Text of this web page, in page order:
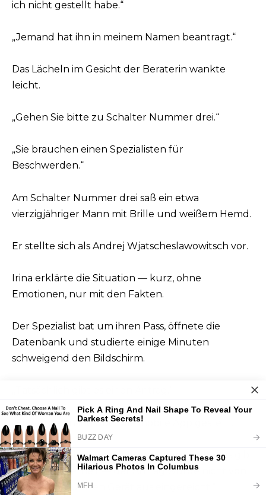
ich nicht gestellt habe.“
„Jemand hat ihn in meinem Namen beantragt.“
Das Lächeln im Gesicht der Beraterin wankte
leicht.
„Gehen Sie bitte zu Schalter Nummer drei.“
„Sie brauchen einen Spezialisten für
Beschwerden.“
Am Schalter Nummer drei saß ein etwa
vierzigjähriger Mann mit Brille und weißem Hemd.
Er stellte sich als Andrej Wjatscheslawowitsch vor.
Irina erklärte die Situation — kurz, ohne
Emotionen, nur mit den Fakten.
Der Spezialist bat um ihren Pass, öffnete die
Datenbank und studierte einige Minuten
schweigend den Bildschirm.
„Er wurde online über die mobile App gestellt.“
„Die Daten stimmen mit Ihren überein, aber es gibt
eine Besonderheit — der Antrag wurde nicht von
Ihrem verknüpften Gerät aus eingereicht.“